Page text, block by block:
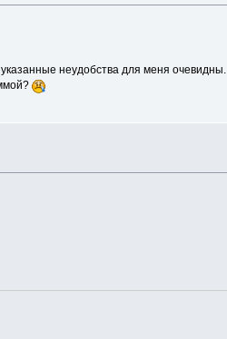
неудобства для меня очевидны.